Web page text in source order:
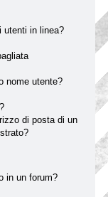
utenti in linea?
nome utente?
di posta di un
in un forum?